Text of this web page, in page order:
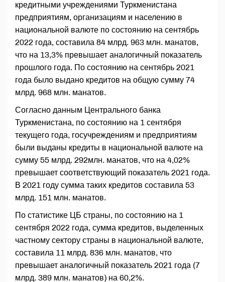
кредитными учреждениями Туркменистана
предприятиям, организациям и населению в
национальной валюте по состоянию на сентябрь
2022 года, составила 84 млрд. 963 млн. манатов,
что на 13,3% превышает аналогичный показатель
прошлого года. По состоянию на сентябрь 2021
года было выдано кредитов на общую сумму 74
млрд. 968 млн. манатов.
Согласно данным Центрального банка
Туркменистана, по состоянию на 1 сентября
текущего года, госучреждениям и предприятиям
были выданы кредиты в национальной валюте на
сумму 55 млрд. 292млн. манатов, что на 4,02%
превышает соответствующий показатель 2021 года.
В 2021 году сумма таких кредитов составила 53
млрд. 151 млн. манатов.
По статистике ЦБ страны, по состоянию на 1
сентября 2022 года, сумма кредитов, выделенных
частному сектору страны в национальной валюте,
составила 11 млрд. 836 млн. манатов, что
превышает аналогичный показатель 2021 года (7
млрд. 389 млн. манатов) на 60,2%.